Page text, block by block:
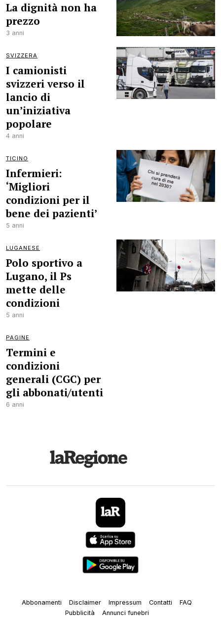
La dignità non ha
prezzo
3 anni
SVIZZERA
I camionisti
svizzeri verso il
lancio di
un’iniziativa
popolare
4 anni
TICINO
Infermieri:
‘Migliori
condizioni per il
bene dei pazienti’
5 anni
LUGANESE
Polo sportivo a
Lugano, il Ps
mette delle
condizioni
5 anni
PAGINE
Termini e
condizioni
generali (CGC) per
gli abbonati/utenti
6 anni
Abbonamenti Disclaimer Impressum Contatti
FAQ
Pubblicità
Annunci funebri